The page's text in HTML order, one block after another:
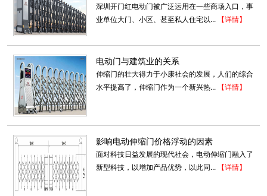
深圳开门红电动门被广泛运用在一些商场入口，事
业单位大门、小区、甚至私人住宅以... 【详情】
电动门与建筑业的关系
伸缩门的壮大得力于小康社会的发展，人们的综合
水平提高了，伸缩门作为一个新兴热... 【详情】
影响电动伸缩门价格浮动的因素
面对科技日益发展的现代社会，电动伸缩门融入了
新型科技，以增加产品优势，以此同... 【详情】